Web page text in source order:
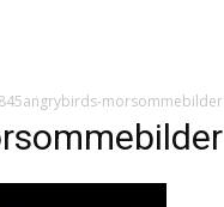
morsommebilder